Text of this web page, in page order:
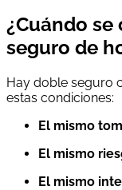
¿Cuándo
seguro de
Hay doble seguro
estas condiciones:
El mismo
El mismo
El mismo